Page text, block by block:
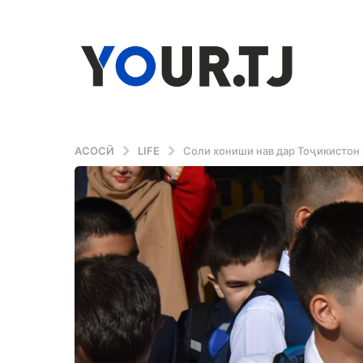
АСОСӢ LIFE Соли хониши нав дар